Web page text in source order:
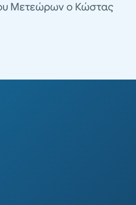
Μετεώρων ο Κώστας